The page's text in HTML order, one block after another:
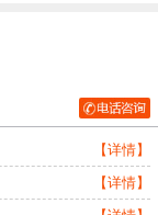
【详情】
【详情】